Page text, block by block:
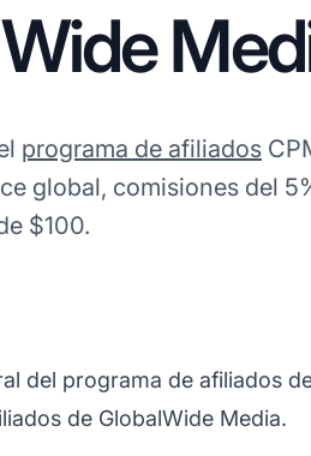
programa de afiliados
global, comisiones del
$100.
del programa de afiliados
de GlobalWide Media.